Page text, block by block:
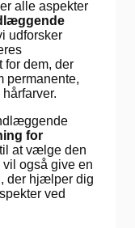
alle aspekter
udforsker
for dem, der
permanente,
for
at vælge den
også give en
, der hjælper dig
ved